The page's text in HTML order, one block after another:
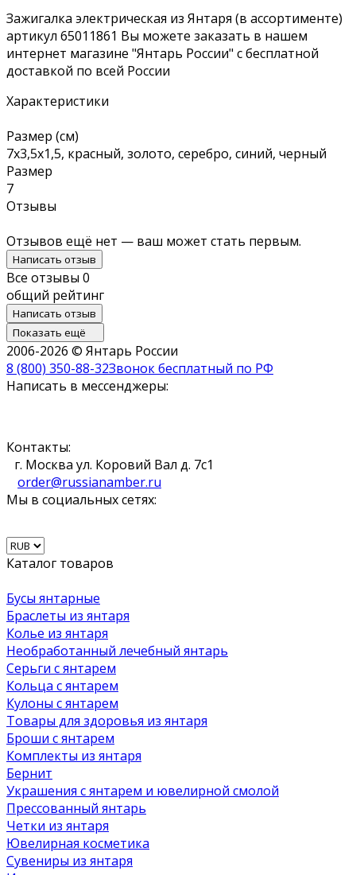
Зажигалка электрическая из Янтаря (в ассортименте)
артикул 65011861 Вы можете заказать в нашем
интернет магазине "Янтарь России" с бесплатной
доставкой по всей России
Характеристики
Размер (см)
7х3,5х1,5, красный, золото, серебро, синий, черный
Размер
7
Отзывы
Отзывов ещё нет — ваш может стать первым.
Написать отзыв
Все отзывы 0
общий рейтинг
Написать отзыв
Показать ещё
2006-2026 © Янтарь России
8 (800) 350-88-32Звонок бесплатный по РФ
Написать в мессенджеры:
Контакты:
г. Москва ул. Коровий Вал д. 7с1
order@russianamber.ru
Мы в социальных сетях:
Каталог товаров
Бусы янтарные
Браслеты из янтаря
Колье из янтаря
Необработанный лечебный янтарь
Серьги с янтарем
Кольца с янтарем
Кулоны с янтарем
Товары для здоровья из янтаря
Броши с янтарем
Комплекты из янтаря
Бернит
Украшения с янтарем и ювелирной смолой
Прессованный янтарь
Четки из янтаря
Ювелирная косметика
Сувениры из янтаря